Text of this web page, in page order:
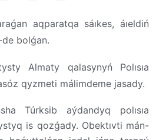
aqparatqa sáıkes, áıeldiń
bolǵan.
Almaty qalasynyń Polısıa
qyzmeti málimdeme jasady.
Túrksib aýdandyq polısıa
is qozǵady. Obektıvti mán-